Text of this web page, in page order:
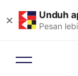
× Unduh
Pesan